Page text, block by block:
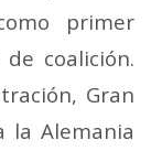
primer
coalición.
Gran
la Alemania